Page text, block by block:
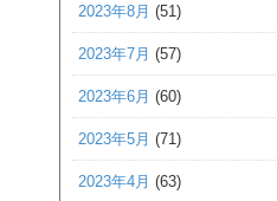
2023年8月 (51)
2023年7月 (57)
2023年6月 (60)
2023年5月 (71)
2023年4月 (63)